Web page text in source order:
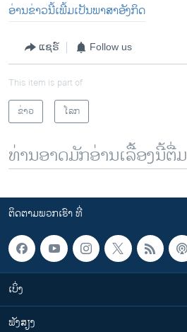
ອ່ານຂ່າວນີ້ເພີ້ມເປັນພາສາອັງກິດ
ແຊຣ໌ Follow us
This item is part of
ຂ່າວ
ໂລກ
ທ່ານອາດມັກອ່ານເລື້ອງນີ້ຕື່ມ
ຕິດຕາມພວກເຮົາ ທີ່
ເບິ່ງ
ຟັງສຽງ